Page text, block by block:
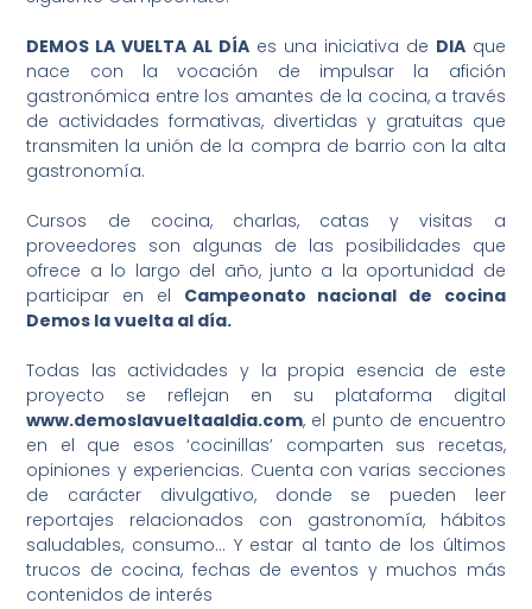
DEMOS LA VUELTA AL DÍA es una iniciativa de DIAque
nace con la vocación de impulsar la afición
gastronómica entre los amantes de la cocina, a través
de actividades formativas, divertidas y gratuitas que
transmiten la unión de la compra de barrio con la alta
gastronomía.
Cursos de cocina, charlas, catas y visitas a
proveedores son algunas de las posibilidades que
ofrece a lo largo del año, junto a la oportunidad de
participar en el Campeonato nacional de cocina
Demos la vuelta al día.
Todas las actividades y la propia esencia de este
proyecto se reflejan en su plataforma digital
www.demoslavueltaaldia.com, el punto de encuentro
en el que esos ‘cocinillas’ comparten sus recetas,
opiniones y experiencias. Cuenta con varias secciones
de carácter divulgativo, donde se pueden leer
reportajes relacionados con gastronomía, hábitos
saludables, consumo… Y estar al tanto de los últimos
trucos de cocina, fechas de eventos y muchos más
contenidos de interés